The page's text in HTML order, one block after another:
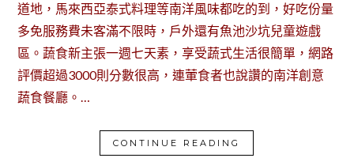
道地，馬來西亞泰式料理等南洋風味都吃的到，好吃份量
多免服務費未客滿不限時，戶外還有魚池沙坑兒童遊戲
區。蔬食新主張一週七天素，享受蔬式生活很簡單，網路
評價超過3000則分數很高，連葷食者也說讚的南洋創意
蔬食餐廳。…
CONTINUE READING